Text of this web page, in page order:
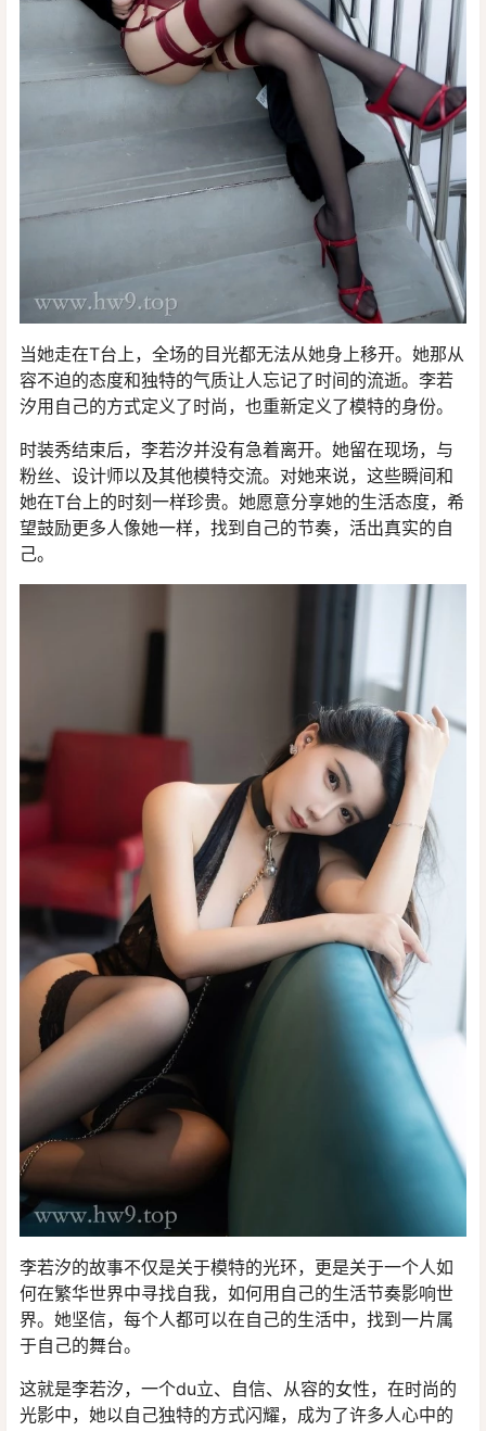
当她走在T台上，全场的目光都无法从她身上移开。她那从
容不迫的态度和独特的气质让人忘记了时间的流逝。李若
汐用自己的方式定义了时尚，也重新定义了模特的身份。
时装秀结束后，李若汐并没有急着离开。她留在现场，与
粉丝、设计师以及其他模特交流。对她来说，这些瞬间和
她在T台上的时刻一样珍贵。她愿意分享她的生活态度，希
望鼓励更多人像她一样，找到自己的节奏，活出真实的自
己。
李若汐的故事不仅是关于模特的光环，更是关于一个人如
何在繁华世界中寻找自我，如何用自己的生活节奏影响世
界。她坚信，每个人都可以在自己的生活中，找到一片属
于自己的舞台。
这就是李若汐，一个du立、自信、从容的女性，在时尚的
光影中，她以自己独特的方式闪耀，成为了许多人心中的